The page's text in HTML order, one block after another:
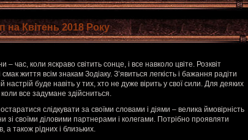
на Квітень 2018 Року
– час, коли яскраво світить сонце, і все навколо цвіте. Розквіт
життя всім знакам Зодіаку. З’явиться легкість і бажання радіти
настрій буде навіть у тих, хто не дуже вірить у свої сили. Для деяких
все задумане здійсниться.
слідкувати за своїми словами і діями – велика ймовірність
зі своїми діловими партнерами і колегами. Потрібно проявляти
а також рідних і близьких.